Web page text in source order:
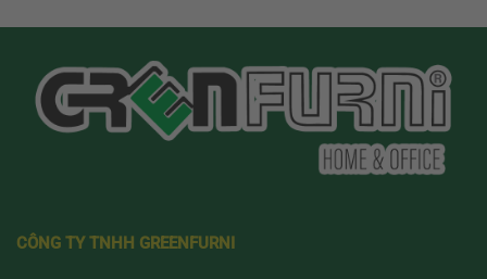
CÔNG TY TNHH GREENFURNI